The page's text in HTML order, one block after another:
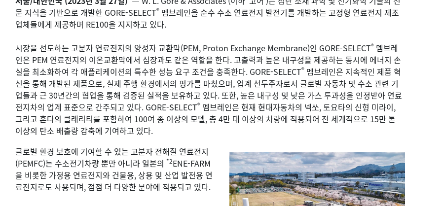
문 지식을 기반으로 개발한 GORE-SELECT® 멤브레인을 순수 수소 연료전지 발전기를 개발하는 고정형 연료전지 제조
업체들에게 제공하며 RE100을 지지하고 있다.
시장을 선도하는 고분자 연료전지의 양성자 교환막(PEM, Proton Exchange Membrane)인 GORE-SELECT® 멤브레
인은 PEM 연료전지의 이온교환막에서 심장과도 같은 역할을 한다. 고출력과 높은 내구성을 제공하는 동시에 에너지 손
실을 최소화하여 각 애플리케이션의 특수한 성능 요구 조건을 충족한다. GORE-SELECT® 멤브레인은 지속적인 제품 혁
신을 통해 개발된 제품으로, 실제 주행 환경에서의 평가를 마쳤으며, 업계 선두주자로서 글로벌 자동차 및 수소 관련 기
업들과 근 30년간의 협업을 통해 검증된 실적을 보유하고 있다. 또한, 높은 내구성 및 낮은 가스 투과성을 인정받아 연료
전지차의 업계 표준으로 간주되고 있다. GORE-SELECT® 멤브레인은 현재 현대자동차의 넥쏘, 토요타의 신형 미라이,
그리고 혼다의 클래리티를 포함하여 100여 종 이상의 모델, 총 4만 대 이상의 차량에 적용되어 전 세계적으로 15만 톤
이상의 탄소 배출량 감축에 기여하고 있다.
글로벌 환경 보호에 기여할 수 있는 고분자 전해질 연료전지
(PEMFC)는 수소전기차량 뿐만 아니라 일본의 *2ENE-FARM
을 비롯한 가정용 연료전지와 건물용, 상용 및 산업 발전용 연
료전지로도 사용되며, 점점 더 다양한 분야에 적용되고 있다.